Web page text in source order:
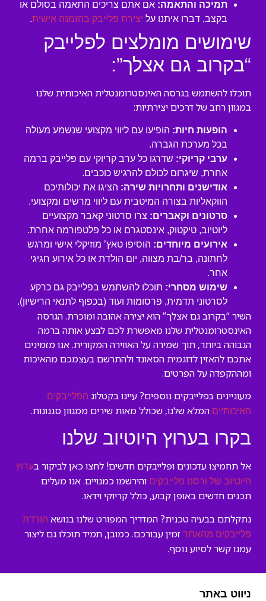
תמיכה והתאמה: אם אתם צריכים התאמה בסולם או
בקצב, דברו איתנו על יצירת פלייבק בהזמנה אישית.
שימושים מומלצים לפלייבק
“בקרוב גם אצלך”:
תוכלו להשתמש בגרסה האינסטרומנטלית האיכותית שלנו
במגוון רחב של דרכים יצירתיות:
הופעות חיות: הופיעו עם ליווי מקצועי שנשמע מעולה
בכל מערכת הגברה.
ערבי קריוקי: שדרגו כל ערב קריוקי עם פלייבק ברמה
אחרת, שיגרום לכולם להרגיש כוכבים.
אודישנים ותחרויות שירה: הציגו את יכולותיכם
הווקאליות בצורה המיטבית עם ליווי מרשים ומקצועי.
סרטונים וקאברים: צרו סרטוני קאבר מקצועיים
ליוטיוב, טיקטוק, אינסטגרם או כל פלטפורמה אחרת.
אירועים מיוחדים: הוסיפו טאץ’ מוזיקלי אישי ומרגש
לחתונה, בר/בת מצווה, יום הולדת או כל אירוע חגיגי
אחר.
שימוש מסחרי: תוכלו להשתמש בפלייבק גם כרקע
לסרטוני תדמית, פרסומות ועוד (בכפוף לתנאי הרישיון).
השיר “בקרוב גם אצלך” הוא יצירה אהובה ומוכרת. הגרסה
האינסטרומנטלית שלנו מאפשרת לכם לבצע אותה ברמה
הגבוהה ביותר, תוך שמירה על האווירה המקורית. אנו מזמינים
אתכם להאזין לדוגמית הסאונד ולהתרשם בעצמכם מהאיכות
ומההקפדה על הפרטים.
מעוניינים בפלייבקים נוספים? עיינו בקטלוג הפלייבקים
האיכותיים המלא שלנו, שכולל מאות שירים ממגוון סגנונות.
בקרו בערוץ היוטיוב שלנו
אל תחמיצו עדכונים ופלייבקים חדשים! לחצו כאן לביקור בערוץ
היוטיוב של ורסנו פלייבקים והירשמו כמנויים. אנו מעלים
תכנים חדשים באופן קבוע, כולל קריוקי וידאו.
נתקלתם בבעיה טכנית? המדריך המפורט שלנו בנושא הורדת
פלייבקים מהאתר זמין עבורכם. כמובן, תמיד תוכלו גם ליצור
עמנו קשר לסיוע נוסף.
ניווט באתר